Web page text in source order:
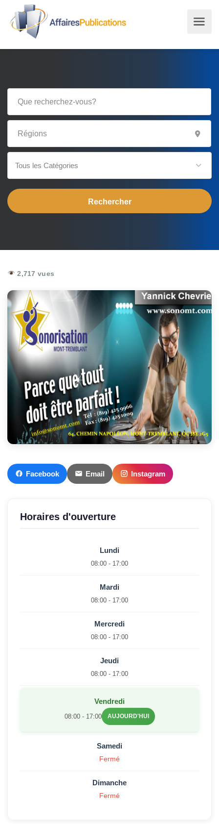
Tous les Catégories
2,717 vues
Facebook Email Instagram
Horaires d'ouverture
Lundi
08:00 - 17:00
Mardi
08:00 - 17:00
Mercredi
08:00 - 17:00
Jeudi
08:00 - 17:00
Vendredi
08:00 - 17:00 AUJOURD'HUI
Samedi
Fermé
Dimanche
Fermé